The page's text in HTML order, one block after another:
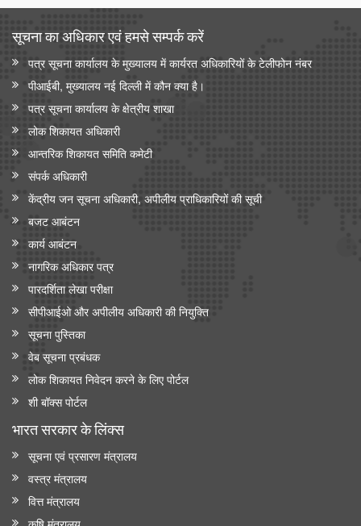
सूचना का अधिकार एवं हमसे सम्‍पर्क करें
पत्र सूचना कार्यालय के मुख्यालय में कार्यरत अधिकारियों के टेलीफोन नंबर
पीआईबी, मुख्यालय नई दिल्ली में कौन क्या है।
पत्र सूचना कार्यालय के क्षेत्रीय शाखा
लोक शिकायत अधिकारी
आन्‍तरिक शिकायत समिति कमेटी
संपर्क अधिकारी
केंद्रीय जन सूचना अधिकारी, अपीलीय प्राधिकारियों की सूची
बजट आबंटन
कार्य आबंटन
नागरिक अधिकार पत्र
पारदर्शिता लेखा परीक्षा
सीपीआईओ और अपी‍लीय अधिकारी की नियुक्ति
सूचना पुस्तिका
वेब सूचना प्रबंधक
लोक शिकायत निवेदन करने के लिए पोर्टल
शी बॉक्स पोर्टल
भारत सरकार के लिंक्‍स
सूचना एवं प्रसारण मंत्रालय
वस्त्र मंत्रालय
वित्त मंत्रालय